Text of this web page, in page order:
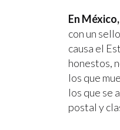
En
con un
causa el
honestos,
los que
los que se
postal y